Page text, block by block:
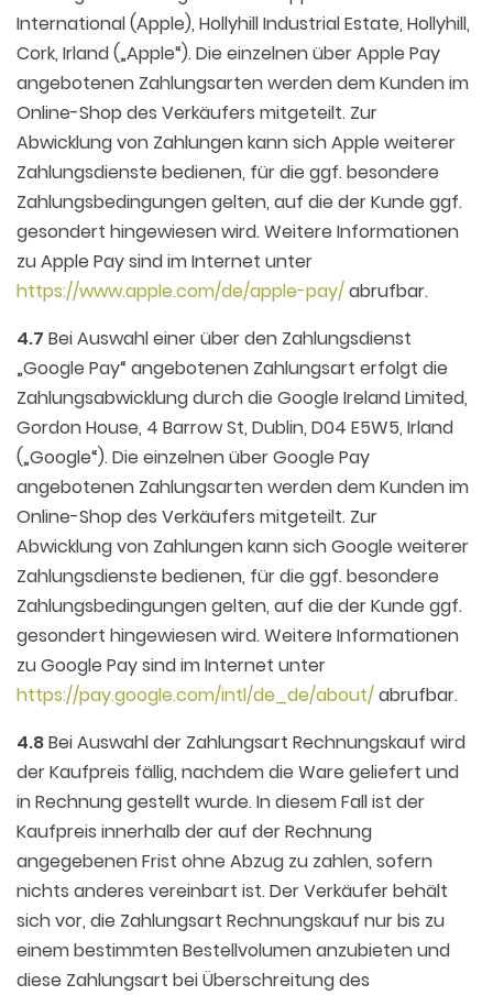
International (Apple), Hollyhill Industrial Estate, Hollyhill,
Cork, Irland („Apple“). Die einzelnen über Apple Pay
angebotenen Zahlungsarten werden dem Kunden im
Online-Shop des Verkäufers mitgeteilt. Zur
Abwicklung von Zahlungen kann sich Apple weiterer
Zahlungsdienste bedienen, für die ggf. besondere
Zahlungsbedingungen gelten, auf die der Kunde ggf.
gesondert hingewiesen wird. Weitere Informationen
zu Apple Pay sind im Internet unter
https://www.apple.com/de/apple-pay/abrufbar.
4.7 Bei Auswahl einer über den Zahlungsdienst
„Google Pay“ angebotenen Zahlungsart erfolgt die
Zahlungsabwicklung durch die Google Ireland Limited,
Gordon House, 4 Barrow St, Dublin, D04 E5W5, Irland
(„Google“). Die einzelnen über Google Pay
angebotenen Zahlungsarten werden dem Kunden im
Online-Shop des Verkäufers mitgeteilt. Zur
Abwicklung von Zahlungen kann sich Google weiterer
Zahlungsdienste bedienen, für die ggf. besondere
Zahlungsbedingungen gelten, auf die der Kunde ggf.
gesondert hingewiesen wird. Weitere Informationen
zu Google Pay sind im Internet unter
https://pay.google.com/intl/de_de/about/abrufbar.
4.8Bei Auswahl der Zahlungsart Rechnungskauf wird
der Kaufpreis fällig, nachdem die Ware geliefert und
in Rechnung gestellt wurde. In diesem Fall ist der
Kaufpreis innerhalb der auf der Rechnung
angegebenen Frist ohne Abzug zu zahlen, sofern
nichts anderes vereinbart ist. Der Verkäufer behält
sich vor, die Zahlungsart Rechnungskauf nur bis zu
einem bestimmten Bestellvolumen anzubieten und
diese Zahlungsart bei Überschreitung des